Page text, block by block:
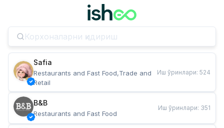
Safia
Restaurants and Fast Food,Trade and
Retail
Иш ўринлари: 524
B&B
Restaurants and Fast Food
Иш ўринлари: 351